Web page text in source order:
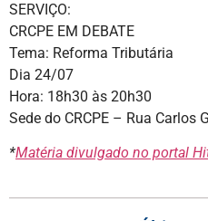
SERVIÇO:
CRCPE EM DEBATE
Tema: Reforma Tributária
Dia 24/07
Hora: 18h30 às 20h30
Sede do CRCPE – Rua Carlos
*Matéria divulgado no portal